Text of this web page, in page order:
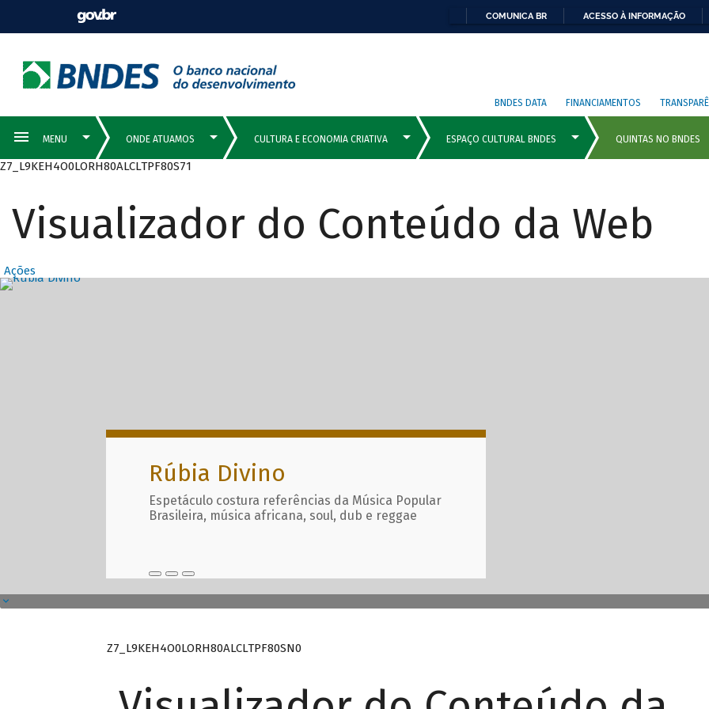
COMUNICA BR ACESSO À INFORMAÇÃO
BNDES DATA FINANCIAMENTOS
Z7_L9KEH4O0LORH80ALCLTPF80S71
Visualizador do Conteúdo da Web
Ações
Destaques Principais com
Rúbia Divino
Espetáculo costura referências da Música Popular
Brasileira, música africana, soul, dub e reggae
Z7_L9KEH4O0LORH80ALCLTPF80SN0